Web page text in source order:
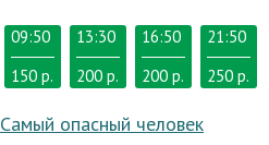
09:50
150 р.
13:30
200 р.
16:50
200 р.
21:50
250 р.
Самый опасный человек